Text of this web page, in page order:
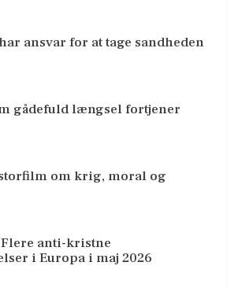
ansvar for at tage sandheden
gådefuld længsel fortjener
storfilm om krig, moral og
anti-kristne
i Europa i maj 2026